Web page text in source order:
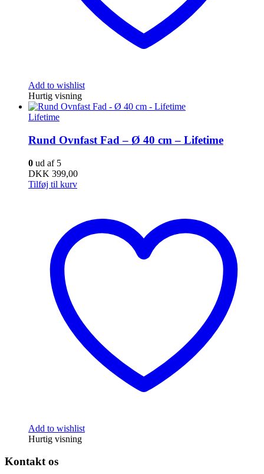
Add to wishlist
Hurtig visning
Lifetime
Rund Ovnfast Fad – Ø 40 cm – Lifetime
0 ud af 5
DKK 399,00
Tilføj til kurv
Add to wishlist
Hurtig visning
Kontakt os